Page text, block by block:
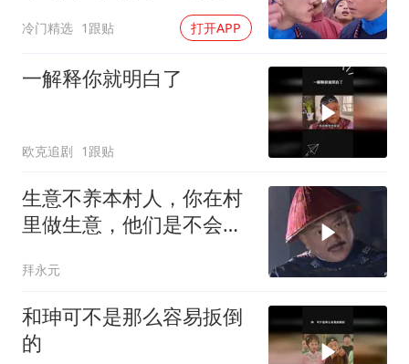
冷门精选 1跟贴 打开APP
一解释你就明白了
欧克追剧 1跟贴
生意不养本村人，你在村
里做生意，他们是不会去
拜永元
和珅可不是那么容易扳倒
的